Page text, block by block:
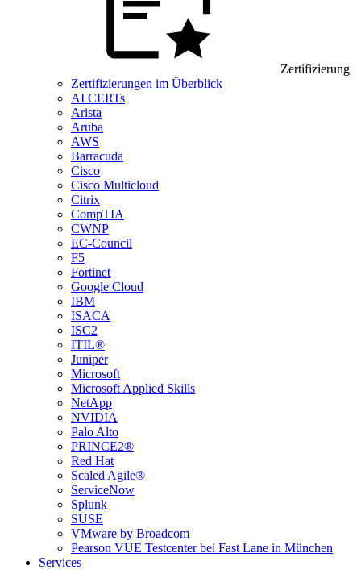
Zertifizierung
Zertifizierungen im Überblick
AI CERTs
Arista
Aruba
AWS
Barracuda
Cisco
Cisco Multicloud
Citrix
CompTIA
CWNP
EC-Council
F5
Fortinet
Google Cloud
IBM
ISACA
ISC2
ITIL®
Juniper
Microsoft
Microsoft Applied Skills
NetApp
NVIDIA
Palo Alto
PRINCE2®
Red Hat
Scaled Agile®
ServiceNow
Splunk
SUSE
VMware by Broadcom
Pearson VUE Testcenter bei Fast Lane in München
Services